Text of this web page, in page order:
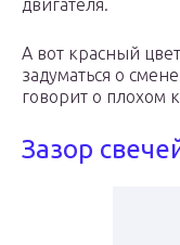
двигателя.
А вот красный
задуматься о
говорит о плохом
Зазор